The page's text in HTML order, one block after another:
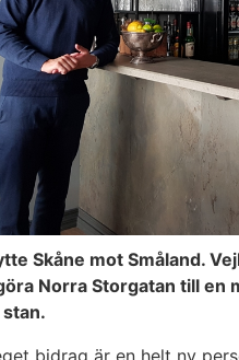
Skåne mot Småland.
Norra Storgatan till en
stan.